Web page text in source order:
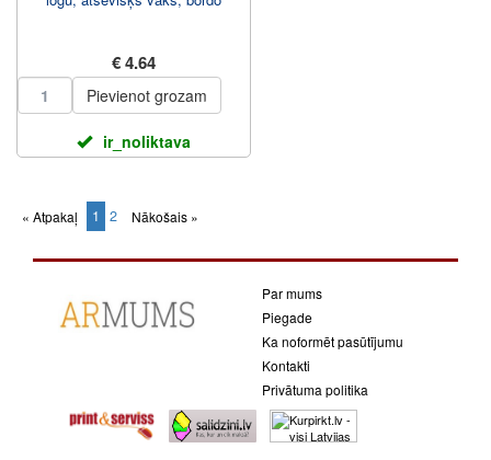
€ 4.64
Pievienot grozam
ir_noliktava
« Atpakaļ 1 (current)
2 Nākošais »
Par mums
Piegade
Ka noformēt pasūtījumu
Kontakti
Privātuma politika